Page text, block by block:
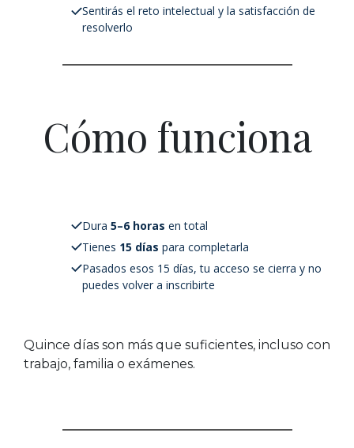
Sentirás el reto intelectual y la satisfacción de
resolverlo
Cómo funciona
Dura 5–6 horas en total
Tienes 15 días para completarla
Pasados esos 15 días, tu acceso se cierra y no
puedes volver a inscribirte
Quince días son más que suficientes, incluso con
trabajo, familia o exámenes.